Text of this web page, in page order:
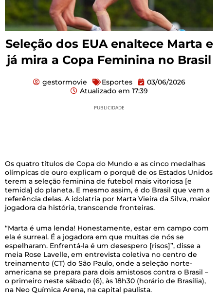
Seleção dos EUA enaltece Marta e
já mira a Copa Feminina no Brasil
gestormovie Esportes
03/06/2026
Atualizado em 17:39
PUBLICIDADE
Os quatro títulos de Copa do Mundo e as cinco medalhas
olímpicas de ouro explicam o porquê de os Estados Unidos
terem a seleção feminina de futebol mais vitoriosa [e
temida] do planeta. E mesmo assim, é do Brasil que vem a
referência delas. A idolatria por Marta Vieira da Silva, maior
jogadora da história, transcende fronteiras.
“Marta é uma lenda! Honestamente, estar em campo com
ela é surreal. É a jogadora em que muitas de nós se
espelharam. Enfrentá-la é um desespero [risos]”, disse a
meia Rose Lavelle, em entrevista coletiva no centro de
treinamento (CT) do São Paulo, onde a seleção norte-
americana se prepara para dois amistosos contra o Brasil –
o primeiro neste sábado (6), às 18h30 (horário de Brasília),
na Neo Química Arena, na capital paulista.